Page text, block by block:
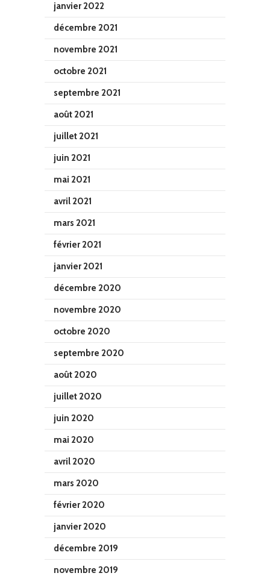
janvier 2022
décembre 2021
novembre 2021
octobre 2021
septembre 2021
août 2021
juillet 2021
juin 2021
mai 2021
avril 2021
mars 2021
février 2021
janvier 2021
décembre 2020
novembre 2020
octobre 2020
septembre 2020
août 2020
juillet 2020
juin 2020
mai 2020
avril 2020
mars 2020
février 2020
janvier 2020
décembre 2019
novembre 2019